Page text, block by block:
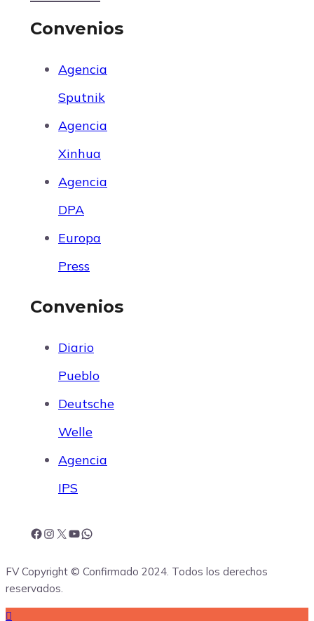
Convenios
Agencia
Sputnik
Agencia
Xinhua
Agencia
DPA
Europa
Press
Convenios
Diario
Pueblo
Deutsche
Welle
Agencia
IPS
a n
o h
FV Copyright © Confirmado 2024. Todos los derechos
reservados.